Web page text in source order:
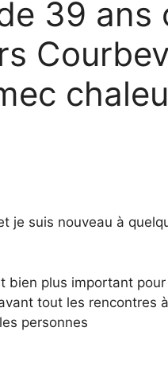
39 ans
je suis nouveau à
bien plus important
tout les rencontres
personnes